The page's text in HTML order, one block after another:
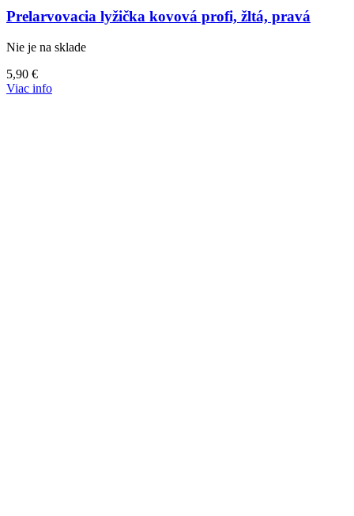
Prelarvovacia lyžička kovová profi, žltá, pravá
Nie je na sklade
5,90 €
Viac info